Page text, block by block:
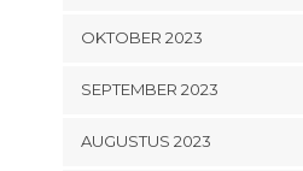
OKTOBER 2023
SEPTEMBER 2023
AUGUSTUS 2023